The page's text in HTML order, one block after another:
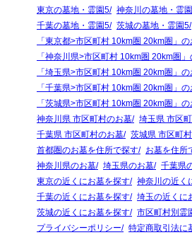
東京の墓地・霊園5
神奈川の墓地・霊
千葉の墓地・霊園5
茨城の墓地・霊園5
「東京都>市区町村 10km圏 20km圏」
「神奈川県>市区町村 10km圏 20km圏
「埼玉県>市区町村 10km圏 20km圏」
「千葉県>市区町村 10km圏 20km圏」
「茨城県>市区町村 10km圏 20km圏」
神奈川県 市区町村のお墓
埼玉県 市区
千葉県 市区町村のお墓
茨城県 市区町
首都圏のお墓を住所で探す
お墓を住所
神奈川県のお墓
埼玉県のお墓 千葉県
東京の近くにお墓を探す
神奈川の近く
千葉の近くにお墓を探す
埼玉の近くに
茨城の近くにお墓を探す
市区町村別霊
プライバシーポリシー
特定商取引法に